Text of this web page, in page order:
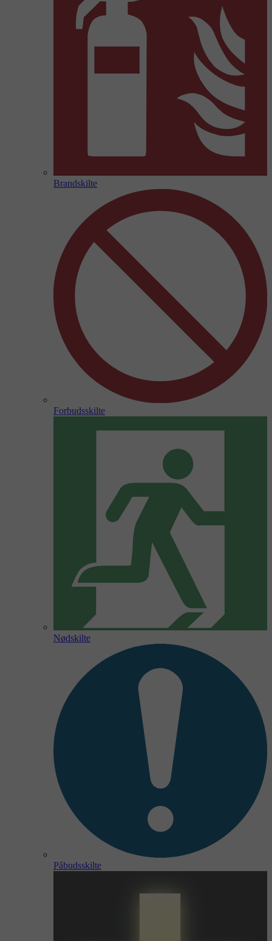
Brandskilte
Forbudsskilte
Nødskilte
Påbudsskilte